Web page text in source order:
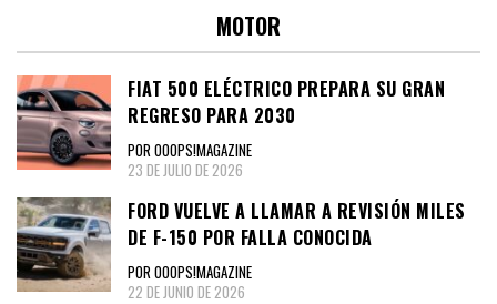
MOTOR
FIAT 500 ELÉCTRICO PREPARA SU GRAN
REGRESO PARA 2030
POR OOOPS!MAGAZINE
23 DE JULIO DE 2026
FORD VUELVE A LLAMAR A REVISIÓN MILES
DE F-150 POR FALLA CONOCIDA
POR OOOPS!MAGAZINE
22 DE JUNIO DE 2026